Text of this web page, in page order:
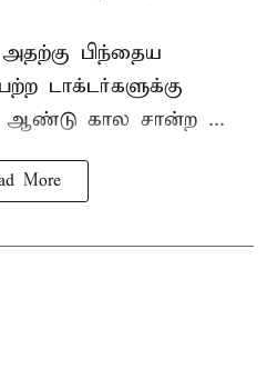
அதற்கு பிந்தைய
டாக்டர்களுக்கு
கால சான்ற ...
More